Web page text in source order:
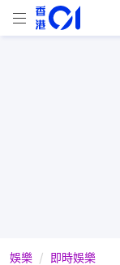
娛樂 即時娛樂